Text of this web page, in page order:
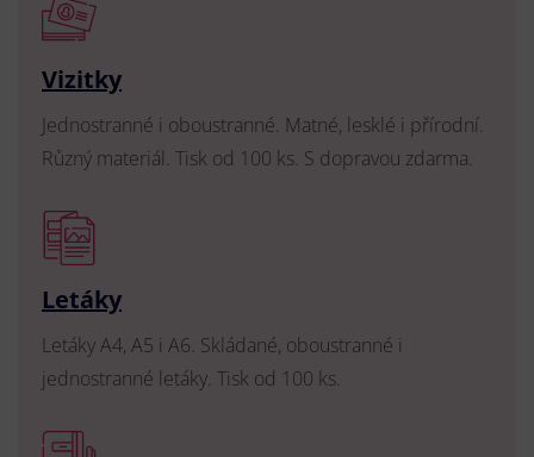
Vizitky
Jednostranné i oboustranné. Matné, lesklé i přírodní.
Různý materiál. Tisk od 100 ks. S dopravou zdarma.
Letáky
Letáky A4, A5 i A6. Skládané, oboustranné i
jednostranné letáky. Tisk od 100 ks.